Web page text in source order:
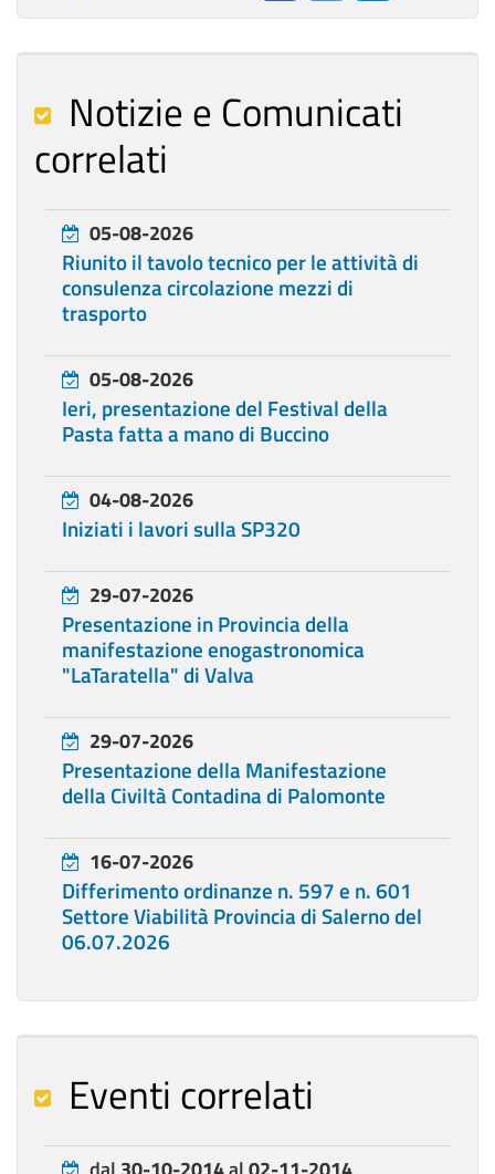
Notizie e Comunicati
correlati
05-08-2026
Riunito il tavolo tecnico per le attività di
consulenza circolazione mezzi di
trasporto
05-08-2026
Ieri, presentazione del Festival della
Pasta fatta a mano di Buccino
04-08-2026
Iniziati i lavori sulla SP320
29-07-2026
Presentazione in Provincia della
manifestazione enogastronomica
"LaTaratella" di Valva
29-07-2026
Presentazione della Manifestazione
della Civiltà Contadina di Palomonte
16-07-2026
Differimento ordinanze n. 597 e n. 601
Settore Viabilità Provincia di Salerno del
06.07.2026
Eventi correlati